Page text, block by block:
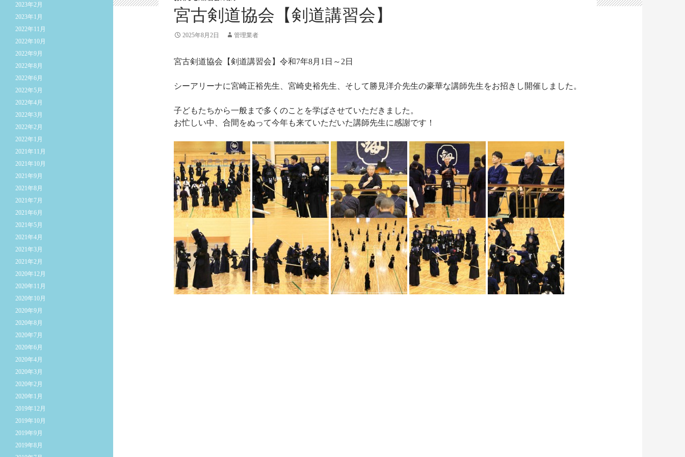
宮古剣道協会【剣道講習会】
2025年8月2日 管理業者
宮古剣道協会【剣道講習会】令和7年8月1日～2日
シーアリーナに宮崎正裕先生、宮崎史裕先生、そして勝見洋介先生の豪華な講師先生をお招きし開催しました。
子どもたちから一般まで多くのことを学ばさせていただきました。
お忙しい中、合間をぬって今年も来ていただいた講師先生に感謝です！
2023年2月
2023年1月
2022年11月
2022年10月
2022年9月
2022年8月
2022年6月
2022年5月
2022年4月
2022年3月
2022年2月
2022年1月
2021年11月
2021年10月
2021年9月
2021年8月
2021年7月
2021年6月
2021年5月
2021年4月
2021年3月
2021年2月
2020年12月
2020年11月
2020年10月
2020年9月
2020年8月
2020年7月
2020年6月
2020年4月
2020年3月
2020年2月
2020年1月
2019年12月
2019年10月
2019年9月
2019年8月